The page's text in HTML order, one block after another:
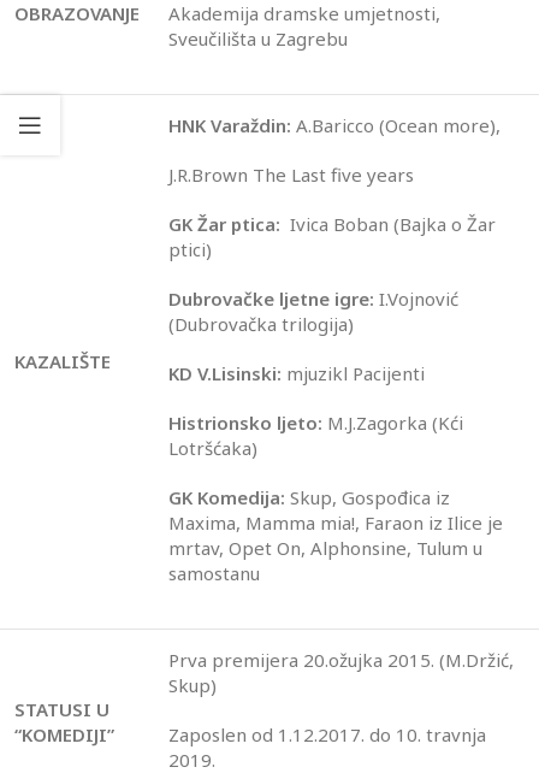
OBRAZOVANJE
Akademija dramske umjetnosti,
Sveučilišta u Zagrebu
KAZALIŠTE
HNK Varaždin: A.Baricco (Ocean more),
J.R.Brown The Last five years
GK Žar ptica: Ivica Boban (Bajka o Žar
ptici)
Dubrovačke ljetne igre: I.Vojnović
(Dubrovačka trilogija)
KD V.Lisinski: mjuzikl Pacijenti
Histrionsko ljeto: M.J.Zagorka (Kći
Lotršćaka)
GK Komedija: Skup, Gospođica iz
Maxima, Mamma mia!, Faraon iz Ilice je
mrtav, Opet On, Alphonsine, Tulum u
samostanu
STATUSI U
“KOMEDIJI”
Prva premijera 20.ožujka 2015. (M.Držić,
Skup)
Zaposlen od 1.12.2017. do 10. travnja
2019.